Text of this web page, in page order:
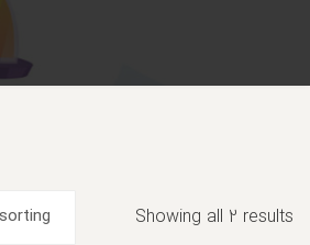
Showing all 2 results